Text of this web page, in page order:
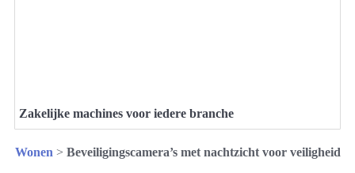
Zakelijke machines voor iedere branche
Wonen > Beveiligingscamera’s met nachtzicht voor veiligheid